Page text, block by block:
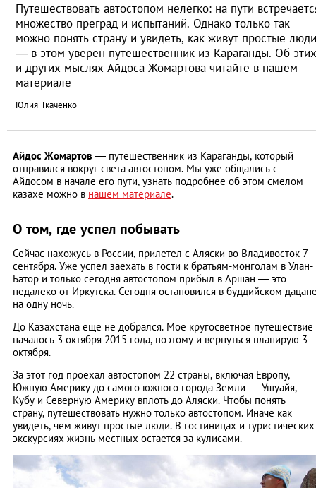
Путешествовать автостопом нелегко: на пути
множество преград и испытаний. Однако только так
можно понять страну и увидеть, как живут простые люди
— в этом уверен путешественник из Караганды. Об этих
и других мыслях Айдоса Жомартова читайте в нашем
материале
Юлия Ткаченко
Айдос Жомартов — путешественник из Караганды, который
отправился вокруг света автостопом. Мы уже общались с
Айдосом в начале его пути, узнать подробнее об этом смелом
казахе можно в нашем материале.
О том, где успел побывать
Сейчас нахожусь в России, прилетел с Аляски во Владивосток 7
сентября. Уже успел заехать в гости к братьям-монголам в Улан-
Батор и только сегодня автостопом прибыл в Аршан — это
недалеко от Иркутска. Сегодня остановился в буддийском
на одну ночь.
До Казахстана еще не добрался. Мое кругосветное путешествие
началось 3 октября 2015 года, поэтому и вернуться планирую 3
октября.
За этот год проехал автостопом 22 страны, включая Европу,
Южную Америку до самого южного города Земли — Ушуайя,
Кубу и Северную Америку вплоть до Аляски. Чтобы понять
страну, путешествовать нужно только автостопом. Иначе как
увидеть, чем живут простые люди. В гостиницах и туристических
экскурсиях жизнь местных остается за кулисами.